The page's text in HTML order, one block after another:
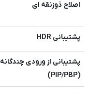
اصلاح ذوزنقه ای
پشتیبانی HDR
پشتیبانی از ورودی چندگانه
(PIP/PBP)